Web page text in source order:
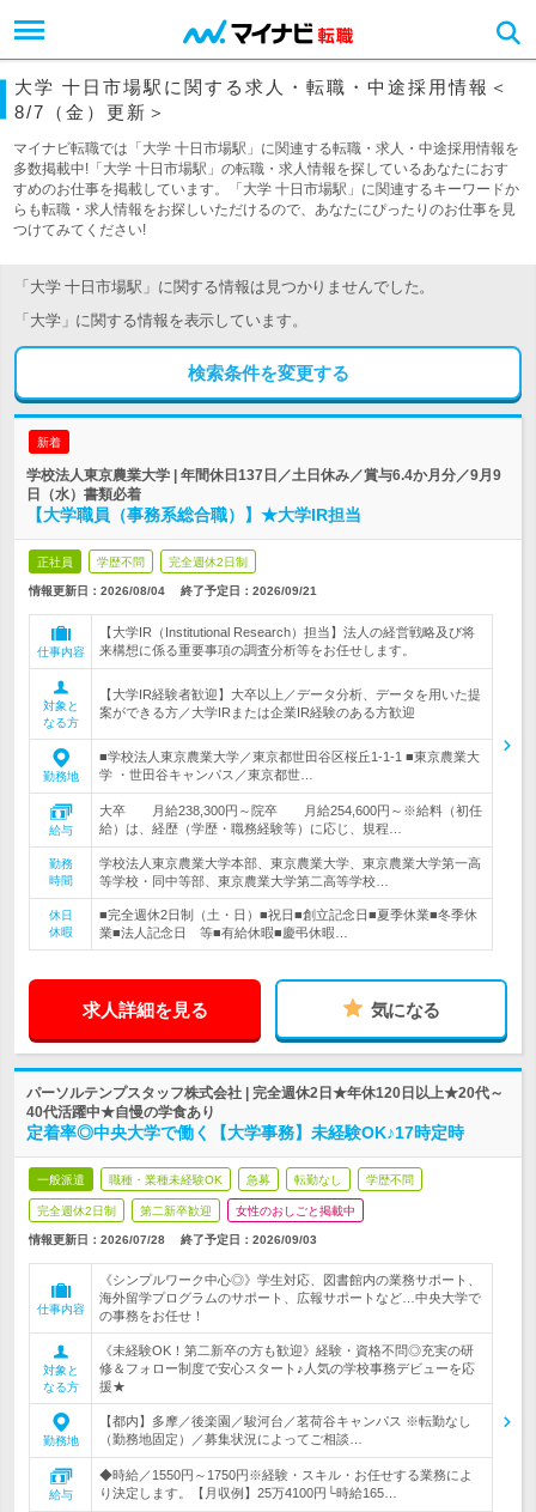
大学 十日市場駅に関する求人・転職・中途採用情報＜
8/7（金）更新＞
マイナビ転職では「大学 十日市場駅」に関連する転職・求人・中途採用情報を
多数掲載中!「大学 十日市場駅」の転職・求人情報を探しているあなたにおす
すめのお仕事を掲載しています。「大学 十日市場駅」に関連するキーワードか
らも転職・求人情報をお探しいただけるので、あなたにぴったりのお仕事を見
つけてみてください!
「大学 十日市場駅」に関する情報は見つかりませんでした。
「大学」に関する情報を表示しています。
検索条件を変更する
新着
学校法人東京農業大学 | 年間休日137日／土日休み／賞与6.4か月分／9月9
日（水）書類必着
【大学職員（事務系総合職）】★大学IR担当
正社員 学歴不問 完全週休2日制
情報更新日：2026/08/04 終了予定日： 2026/09/21
仕事内容
【大学IR（Institutional Research）担当】法人の経営戦略及び将
来構想に係る重要事項の調査分析等をお任せします。
対象と
なる方
【大学IR経験者歓迎】大卒以上／データ分析、データを用いた提
案ができる方／大学IRまたは企業IR経験のある方歓迎
勤務地
■学校法人東京農業大学／東京都世田谷区桜丘1-1-1 ■東京農業大
学 ・世田谷キャンパス／東京都世…
給与
大卒 月給238,300円～院卒 月給254,600円～※給料（初任
給）は、経歴（学歴・職務経験等）に応じ、規程…
勤務
時間
学校法人東京農業大学本部、東京農業大学、東京農業大学第一高
等学校・同中等部、東京農業大学第二高等学校…
休日
休暇
■完全週休2日制（土・日）■祝日■創立記念日■夏季休業■冬季休
業■法人記念日 等■有給休暇■慶弔休暇…
求人詳細を見る 気になる
パーソルテンプスタッフ株式会社 | 完全週休2日★年休120日以上★20代～
40代活躍中★自慢の学食あり
定着率◎中央大学で働く【大学事務】未経験OK♪17時定時
一般派遣 職種・業種未経験OK 急募 転勤なし 学歴不問
完全週休2日制 第二新卒歓迎 女性のおしごと掲載中
情報更新日：2026/07/28 終了予定日： 2026/09/03
仕事内容
《シンプルワーク中心◎》学生対応、図書館内の業務サポート、
海外留学プログラムのサポート、広報サポートなど…中央大学で
の事務をお任せ！
対象と
なる方
《未経験OK！第二新卒の方も歓迎》経験・資格不問◎充実の研
修＆フォロー制度で安心スタート♪人気の学校事務デビューを応
援★
勤務地
【都内】多摩／後楽園／駿河台／茗荷谷キャンパス ※転勤なし
（勤務地固定）／募集状況によってご相談…
給与
◆時給／1550円～1750円※経験・スキル・お任せする業務によ
り決定します。【月収例】25万4100円└時給165…